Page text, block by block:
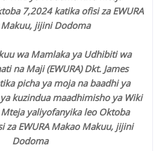
7,2024 katika ofisi za EWURA
jijini Dodoma
wa Mamlaka ya Udhibiti wa
na Maji (EWURA) Dkt. James
picha ya moja na baadhi ya
kuzindua maadhimisho ya Wiki
yaliyofanyika leo Oktoba
za EWURA Makao Makuu, jijini
Dodoma